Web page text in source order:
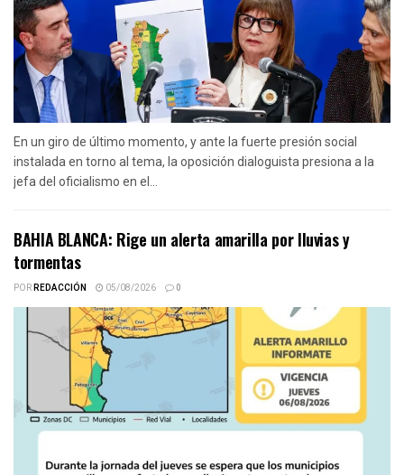
En un giro de último momento, y ante la fuerte presión social
instalada en torno al tema, la oposición dialoguista presiona a la
jefa del oficialismo en el...
BAHIA BLANCA: Rige un alerta amarilla por lluvias y
tormentas
PORREDACCIÓN 05/08/2026 0